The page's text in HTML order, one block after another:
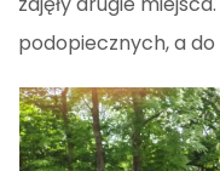
podopiecznych, a